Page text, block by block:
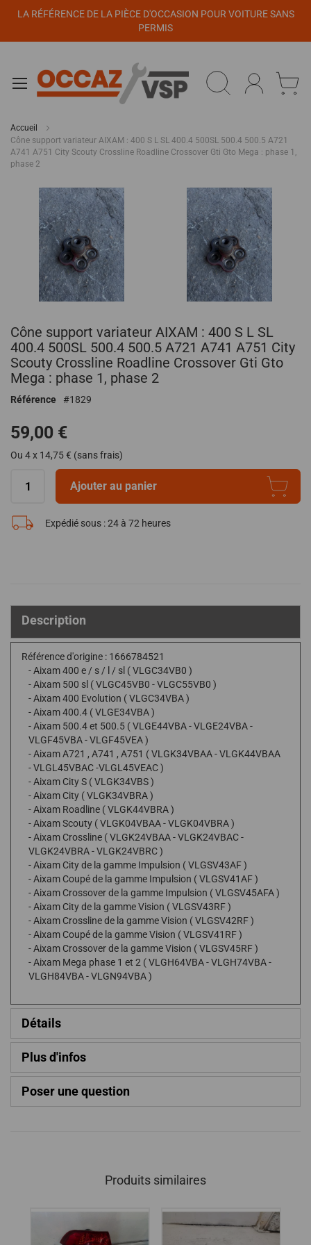
LA RÉFÉRENCE DE LA PIÈCE D'OCCASION POUR VOITURE SANS
PERMIS
Accueil
Cône support variateur AIXAM : 400 S L SL 400.4 500SL 500.4 500.5 A721
A741 A751 City Scouty Crossline Roadline Crossover Gti Gto Mega : phase 1,
phase 2
d’images
au
début
de
la
Galerie
d’images
Cône support variateur AIXAM : 400 S L SL
400.4 500SL 500.4 500.5 A721 A741 A751 City
Scouty Crossline Roadline Crossover Gti Gto
Mega : phase 1, phase 2
Référence 1829
59,00 €
Ou 4 x 14,75 € (sans frais)
Ajouter au panier
Expédié sous :24 à 72 heures
Description
Référence d'origine : 1666784521
- Aixam 400 e / s / l / sl ( VLGC34VB0 )
- Aixam 500 sl ( VLGC45VB0 - VLGC55VB0 )
- Aixam 400 Evolution ( VLGC34VBA )
- Aixam 400.4 ( VLGE34VBA )
- Aixam 500.4 et 500.5 ( VLGE44VBA - VLGE24VBA -
VLGF45VBA - VLGF45VEA )
- Aixam A721 , A741 , A751 ( VLGK34VBAA - VLGK44VBAA
- VLGL45VBAC -VLGL45VEAC )
- Aixam City S ( VLGK34VBS )
- Aixam City ( VLGK34VBRA )
- Aixam Roadline ( VLGK44VBRA )
- Aixam Scouty ( VLGK04VBAA - VLGK04VBRA )
- Aixam Crossline ( VLGK24VBAA - VLGK24VBAC -
VLGK24VBRA - VLGK24VBRC )
- Aixam City de la gamme Impulsion ( VLGSV43AF )
- Aixam Coupé de la gamme Impulsion ( VLGSV41AF )
- Aixam Crossover de la gamme Impulsion ( VLGSV45AFA )
- Aixam City de la gamme Vision ( VLGSV43RF )
- Aixam Crossline de la gamme Vision ( VLGSV42RF )
- Aixam Coupé de la gamme Vision ( VLGSV41RF )
- Aixam Crossover de la gamme Vision ( VLGSV45RF )
- Aixam Mega phase 1 et 2 ( VLGH64VBA - VLGH74VBA -
VLGH84VBA - VLGN94VBA )
Détails
Plus d'infos
Poser une question
Produits similaires
Panneau de gestion des cookies